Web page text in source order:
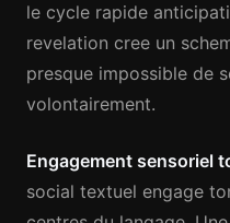
le cycle rapide
revelation cree un
presque impossible de
volontairement.
Engagement sensoriel
social textuel engage